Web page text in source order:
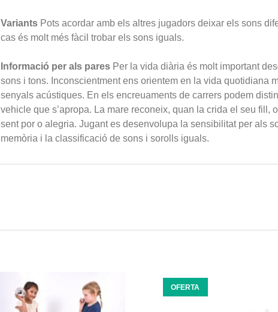
Variants Pots acordar amb els altres jugadors deixar els sons
cas és molt més fàcil trobar els sons iguals.
Informació per als pares Per la vida diària és molt important
sons i tons. Inconscientment ens orientem en la vida quotidiana
senyals acústiques. En els encreuaments de carrers podem
vehicle que s’apropa. La mare reconeix, quan la crida el seu fill,
sent por o alegria. Jugant es desenvolupa la sensibilitat per als
memòria i la classificació de sons i sorolls iguals.
OFERTA